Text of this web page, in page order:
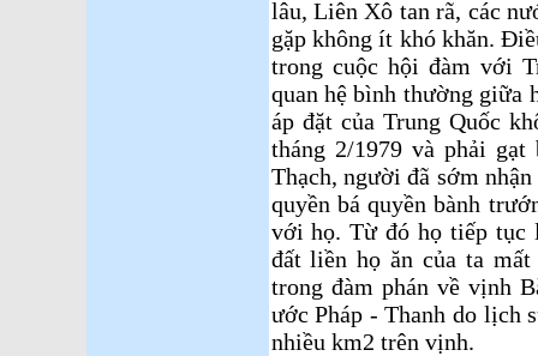
lâu, Liên Xô tan rã, các
gặp không ít khó khăn.
trong cuộc hội đàm với
quan hệ bình thường giữa
áp đặt của Trung Quốc
tháng 2/1979 và phải
Thạch, người đã sớm
quyền bá quyền bành
với họ. Từ đó họ tiếp tục
đất liền họ ăn của ta
trong đàm phán về vịnh
ước Pháp - Thanh do lịch
nhiều km2 trên vịnh.